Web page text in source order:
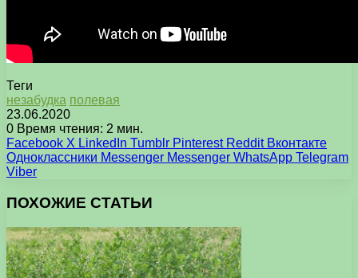
Теги
незабудка полевая
23.06.2020
0 Время чтения: 2 мин.
Facebook X LinkedIn Tumblr Pinterest Reddit Вконтакте
Одноклассники Messenger Messenger WhatsApp Telegram
Viber
ПОХОЖИЕ СТАТЬИ